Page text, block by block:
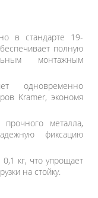
в стандарте 19-
полную
монтажным
одновременно
Kramer, экономя
металла,
фиксацию
кг, что упрощает
на стойку.